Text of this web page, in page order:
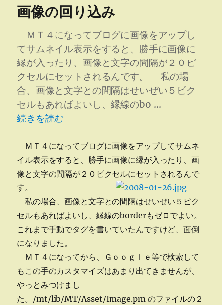
闘
へ
の
画像の回り込み
ＭＴ４になってブログに画像をアップし
てサムネイル表示をすると、勝手に画像に
縁が入ったり、画像と文字の間隔が２０ピ
クセルにセットされるんです。 私の場
合、画像と文字との間隔はせいぜい５ピク
セルもあればよいし、縁線のbo …
“画像の回り込み” の
続きを読む
ＭＴ４になってブログに画像をアップしてサムネ
イル表示をすると、勝手に画像に縁が入ったり、画
像と文字の間隔が２０ピクセルにセットされるんで
す。
私の場合、画像と文字との間隔はせいぜい５ピク
セルもあればよいし、縁線のborderもゼロでよい。
これまで手動でタグを書いていたんですけど、面倒
になりました。
ＭＴ４になってから、Ｇｏｏｇｌｅ等で検索して
もこの手のカスタマイズはあまり出てきませんが、
やっとみつけまし
た。/mt/lib/MT/Asset/Image.pm のファイルの２